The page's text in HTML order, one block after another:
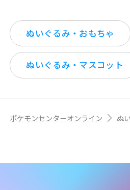
ぬいぐるみ・おもちゃ
ぬいぐるみ・マスコット
ポケモンセンターオンライン ぬ